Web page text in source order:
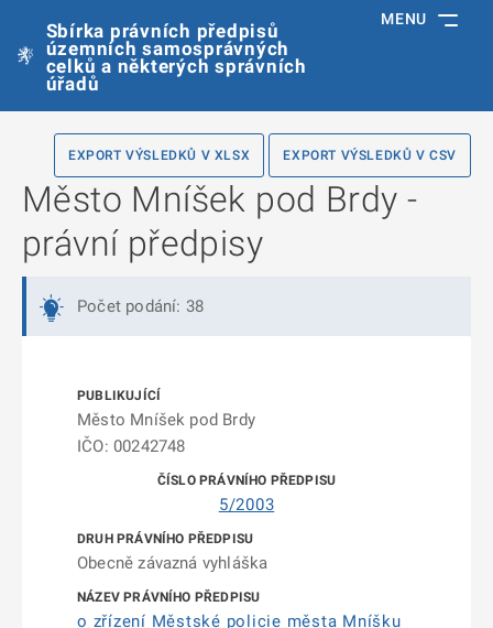
Sbírka právních předpisů
územních samosprávných
celků a některých správních
úřadů
MENU
EXPORT VÝSLEDKŮ V XLSX EXPORT VÝSLEDKŮ V CSV
Město Mníšek pod Brdy -
právní předpisy
Počet podání: 38
Město Mníšek pod Brdy
IČO: 00242748
5/2003
Obecně závazná vyhláška
o zřízení Městské policie města Mníšku